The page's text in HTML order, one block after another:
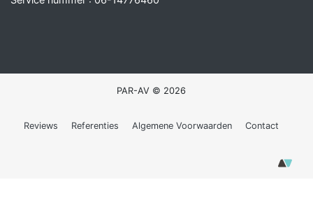
PAR-AV © 2026
Reviews Referenties Algemene Voorwaarden Contact